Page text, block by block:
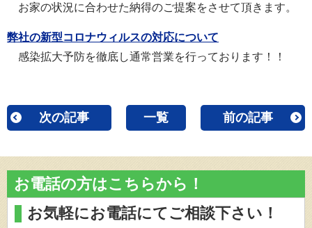
お家の状況に合わせた納得のご提案をさせて頂きます。
弊社の新型コロナウィルスの対応について
感染拡大予防を徹底し通常営業を行っております！！
次の記事 一覧 前の記事
お電話の方はこちらから！
お気軽にお電話にてご相談下さい！